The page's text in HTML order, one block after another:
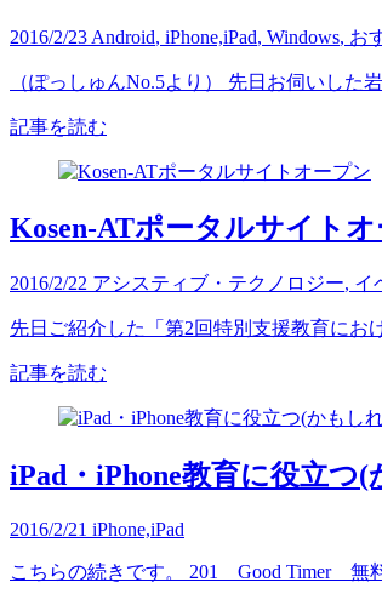
2016/2/23 Android, iPhone,iPad, Windows, お
（ぽっしゅんNo.5より） 先日お伺いし
記事を読む
Kosen-ATポータルサイト
2016/2/22 アシスティブ・テクノロジー, イ
先日ご紹介した「第2回特別支援教育にお
記事を読む
iPad・iPhone教育に役立つ
2016/2/21 iPhone,iPad
こちらの続きです。 201 Good Timer